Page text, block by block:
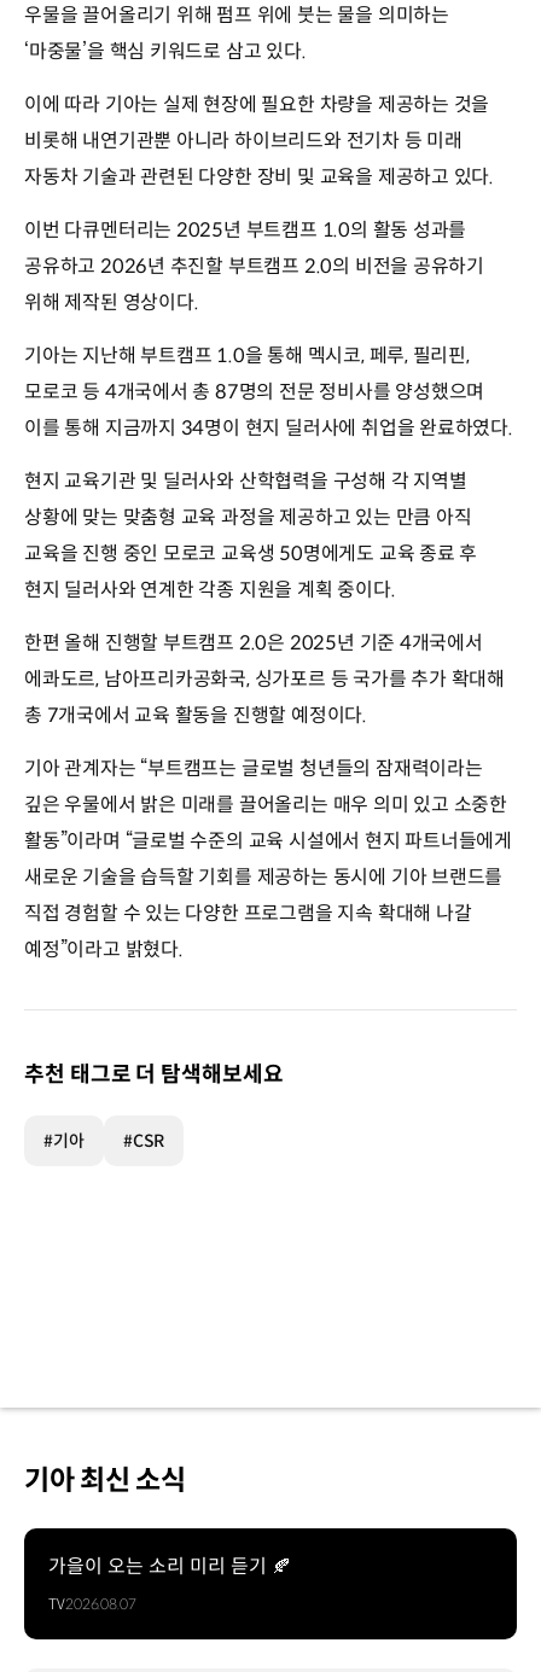
우물을 끌어올리기 위해 펌프 위에 붓는 물을 의미하는
‘마중물’을 핵심 키워드로 삼고 있다.
이에 따라 기아는 실제 현장에 필요한 차량을 제공하는 것을
비롯해 내연기관뿐 아니라 하이브리드와 전기차 등 미래
자동차 기술과 관련된 다양한 장비 및 교육을 제공하고 있다.
이번 다큐멘터리는 2025년 부트캠프 1.0의 활동 성과를
공유하고 2026년 추진할 부트캠프 2.0의 비전을 공유하기
위해 제작된 영상이다.
기아는 지난해 부트캠프 1.0을 통해 멕시코, 페루, 필리핀,
모로코 등 4개국에서 총 87명의 전문 정비사를 양성했으며
이를 통해 지금까지 34명이 현지 딜러사에 취업을 완료하였다.
현지 교육기관 및 딜러사와 산학협력을 구성해 각 지역별
상황에 맞는 맞춤형 교육 과정을 제공하고 있는 만큼 아직
교육을 진행 중인 모로코 교육생 50명에게도 교육 종료 후
현지 딜러사와 연계한 각종 지원을 계획 중이다.
한편 올해 진행할 부트캠프 2.0은 2025년 기준 4개국에서
에콰도르, 남아프리카공화국, 싱가포르 등 국가를 추가 확대해
총 7개국에서 교육 활동을 진행할 예정이다.
기아 관계자는 “부트캠프는 글로벌 청년들의 잠재력이라는
깊은 우물에서 밝은 미래를 끌어올리는 매우 의미 있고 소중한
활동”이라며 “글로벌 수준의 교육 시설에서 현지 파트너들에게
새로운 기술을 습득할 기회를 제공하는 동시에 기아 브랜드를
직접 경험할 수 있는 다양한 프로그램을 지속 확대해 나갈
예정”이라고 밝혔다.
추천 태그로 더 탐색해보세요
#기아 #CSR
기아 최신 소식
가을이 오는 소리 미리 듣기 🍂
TV2026.08.07